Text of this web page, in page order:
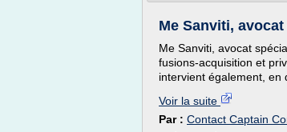
Me Sanviti,
Me Sanviti, avocat
fusions-acquisition et
intervient également, en
Voir la suite
Par : Contact Captain